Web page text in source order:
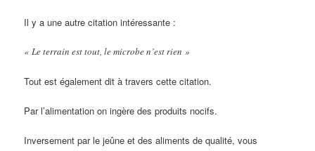
Il y a une autre citation intéressante :
« Le terrain est tout, le microbe n’est rien »
Tout est également dit à travers cette citation.
Par l’alimentation on ingère des produits nocifs.
Inversement par le jeûne et des aliments de qualité, vous